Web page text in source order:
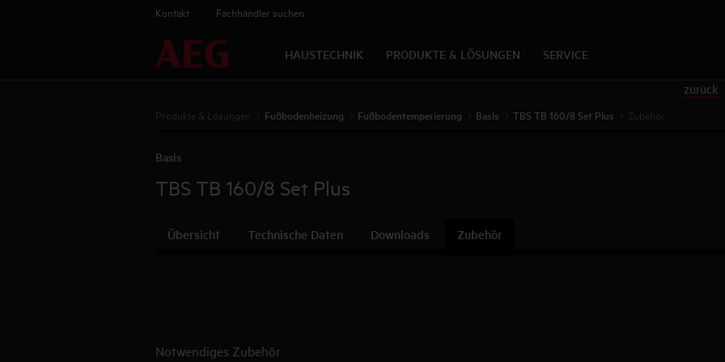
Kontakt Fachhändler suchen
HAUSTECHNIK PRODUKTE & LÖSUNGEN SERVICE
Produkte & Lösungen Fußbodenheizung Fußbodentemperierung Basis TBS TB 160/8 Set Plus Zubehör
zurück
Basis
TBS TB 160/8 Set Plus
Übersicht Technische Daten Downloads Zubehör
Notwendiges Zubehör